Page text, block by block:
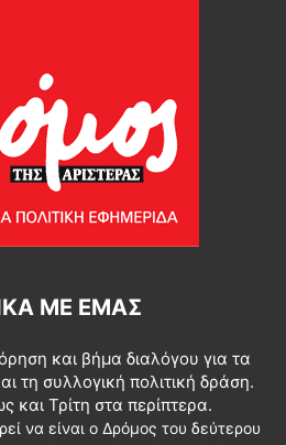
ΜΕ ΕΜΆΣ
και βήμα διαλόγου για τα
τη συλλογική πολιτική δράση.
και Τρίτη στα περίπτερα.
να είναι ο Δρόμος του δεύτερου